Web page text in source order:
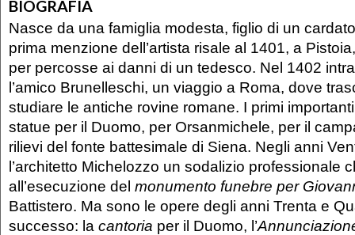
BIOGRAFIA
Nasce da una famiglia modesta, figlio di un
prima menzione dell’artista risale al 1401, a
per percosse ai danni di un tedesco. Nel 1402
l’amico Brunelleschi, un viaggio a Roma, dove
studiare le antiche rovine romane. I primi
statue per il Duomo, per Orsanmichele, per il
rilievi del fonte battesimale di Siena. Negli anni
l’architetto Michelozzo un sodalizio professionale
all’esecuzione del monumento funebre per
Battistero. Ma sono le opere degli anni Trenta e
successo: la cantoria per il Duomo, l’